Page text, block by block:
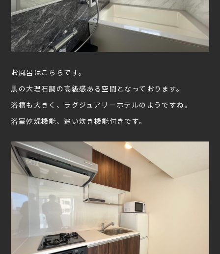
お風呂はこちらです。
黒の大理石調の高級感ある空間となっております。
浴槽も大きく、ラグジュアリーホテルのようですね。
浴室乾燥機能、追い炊き機能付きです。